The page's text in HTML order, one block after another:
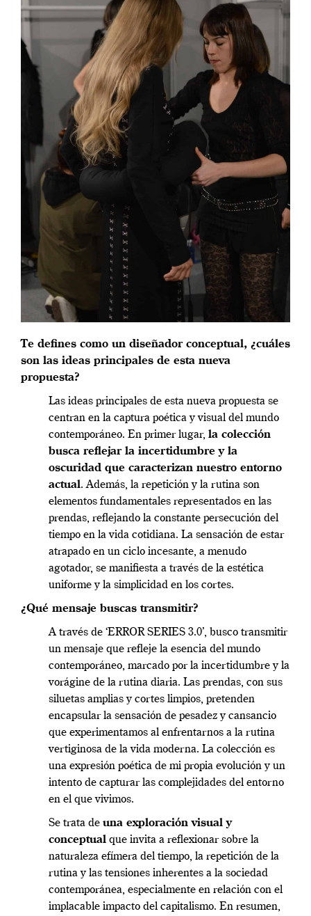
Te defines como un diseñador conceptual, ¿cuáles
son las ideas principales de esta nueva
propuesta?
Las ideas principales de esta nueva propuesta se
centran en la captura poética y visual del mundo
contemporáneo. En primer lugar, la colección
busca reflejar la incertidumbre y la
oscuridad que caracterizan nuestro entorno
actual. Además, la repetición y la rutina son
elementos fundamentales representados en las
prendas, reflejando la constante persecución del
tiempo en la vida cotidiana. La sensación de estar
atrapado en un ciclo incesante, a menudo
agotador, se manifiesta a través de la estética
uniforme y la simplicidad en los cortes.
¿Qué mensaje buscas transmitir?
A través de ‘ERROR SERIES 3.0’, busco transmitir
un mensaje que refleje la esencia del mundo
contemporáneo, marcado por la incertidumbre y la
vorágine de la rutina diaria. Las prendas, con sus
siluetas amplias y cortes limpios, pretenden
encapsular la sensación de pesadez y cansancio
que experimentamos al enfrentarnos a la rutina
vertiginosa de la vida moderna. La colección es
una expresión poética de mi propia evolución y un
intento de capturar las complejidades del entorno
en el que vivimos.
Se trata de una exploración visual y
conceptual que invita a reflexionar sobre la
naturaleza efímera del tiempo, la repetición de la
rutina y las tensiones inherentes a la sociedad
contemporánea, especialmente en relación con el
implacable impacto del capitalismo. En resumen,